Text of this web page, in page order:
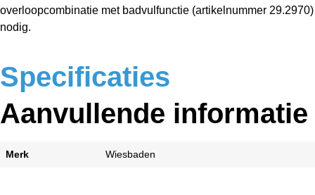
overloopcombinatie met badvulfunctie (artikelnummer 29.2970)
nodig.
Specificaties
Aanvullende informatie
Merk Wiesbaden